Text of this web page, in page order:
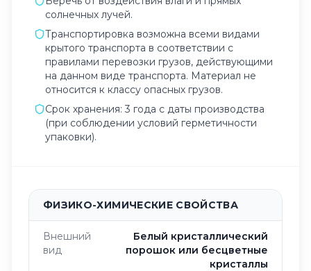
солнечных лучей.
Транспортировка возможна всеми видами
крытого транспорта в соответствии с
правилами перевозки грузов, действующими
на данном виде транспорта. Материал не
относится к классу опасных грузов.
Срок хранения: 3 года с даты производства
(при соблюдении условий герметичности
упаковки).
ФИЗИКО-ХИМИЧЕСКИЕ СВОЙСТВА
Внешний
вид
Белый кристаллический
порошок или бесцветные
кристаллы